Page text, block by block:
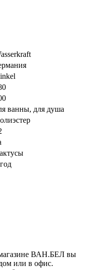
ванны, для душа
ВАН.БЕЛ вы
или в офис.